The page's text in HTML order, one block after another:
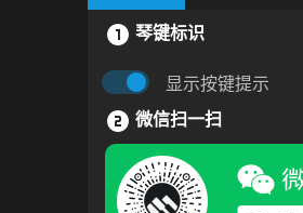
琴键标识
显示按键提示
微信扫一扫